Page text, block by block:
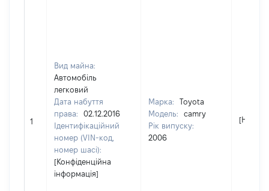
1
Вид майна:
Автомобіль
легковий
Дата набуття
права:
02.12.2016
Ідентифікаційний
номер (VIN-код,
номер шасі):
[Конфіденційна
інформація]
Марка:
Toyota
Модель:
camry
Рік випуску:
2006
[Не